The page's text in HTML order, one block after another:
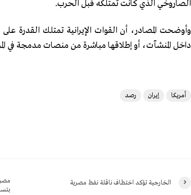
الصاروخي الذي كانت تمتلكه قبل الحرب.
وأوضحت المصادر، أن القوات الإيرانية تمتلك القدرة
داخل المنشآت، أو إطلاقها مباشرة من منصات مدمجة في
أمريكا إيران رصد
الخارجية تؤكد اختطاف ناقلة نفط مصرية